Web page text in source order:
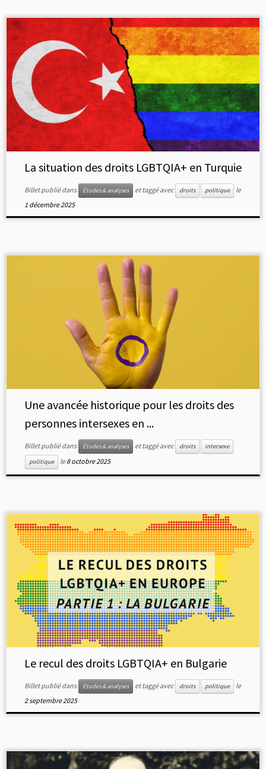
La situation des droits LGBTQIA+ en Turquie
Billet publié dans Études & analyses et taggé avec droits politique
le
1 décembre 2025
Une avancée historique pour les droits des
personnes intersexes en ...
Billet publié dans Études & analyses et taggé avec droits
intersexe
politique
le8 octobre 2025
Le recul des droits LGBTQIA+ en Bulgarie
Billet publié dans Études & analyses et taggé avec droits politique
le
2 septembre 2025